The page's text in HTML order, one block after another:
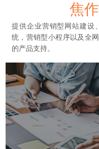
焦作
提供企业营销型网站建设
统，营销型小程序以及全
的产品支持。